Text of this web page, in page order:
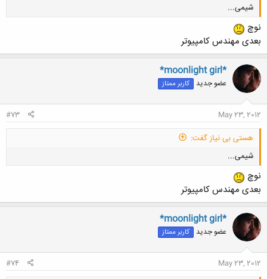
شیمی...
کلیک کنید تا باز شود...
نوچ
بعدی مهندس کامپیوتر
*moonlight girl*
عضو جدید کاربر ممتاز
May 23, 2012
#73
هستی بی نیاز گفت:
شیمی...
کلیک کنید تا باز شود...
نوچ
بعدی مهندس کامپیوتر
*moonlight girl*
عضو جدید کاربر ممتاز
May 23, 2012
#74